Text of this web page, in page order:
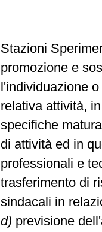
Stazioni
promozione e
l'individuazione
relativa attività,
specifiche
di attività ed in
professionali e
trasferimento di
sindacali in
d) previsione